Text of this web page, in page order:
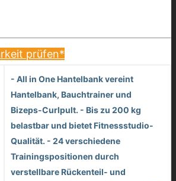
prüfen*
- All in One Hantelbank vereint
Hantelbank, Bauchtrainer und
Bizeps-Curlpult. - Bis zu 200 kg
belastbar und bietet Fitnessstudio-
Qualität. - 24 verschiedene
Trainingspositionen durch
verstellbare Rückenteil- und